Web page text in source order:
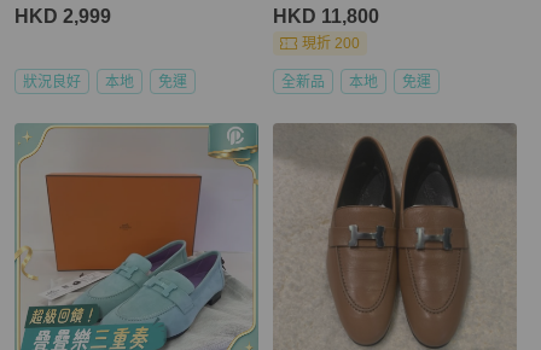
HKD 2,999
狀況良好 本地 免運
HKD 11,800
現折 200
全新品 本地 免運